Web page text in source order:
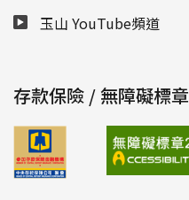
玉山 YouTube頻道
存款保險 / 無障礙標章